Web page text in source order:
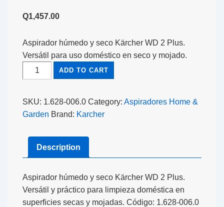
Q1,457.00
Aspirador húmedo y seco Kärcher WD 2 Plus.
Versátil para uso doméstico en seco y mojado.
ADD TO CART
SKU: 1.628-006.0 Category: Aspiradores Home &
Garden Brand: Karcher
Description
Aspirador húmedo y seco Kärcher WD 2 Plus.
Versátil y práctico para limpieza doméstica en
superficies secas y mojadas. Código: 1.628-006.0